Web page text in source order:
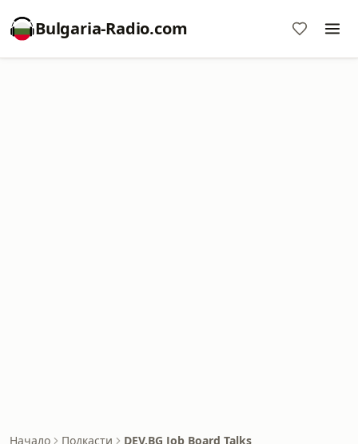
Bulgaria-Radio.com
Начало Подкасти DEV.BG Job Board Talks